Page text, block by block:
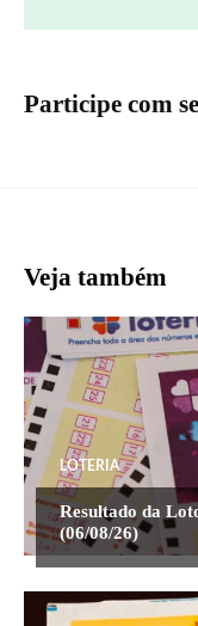
Participe com
Veja também
LOTERIA
Resultado da
(06/08/26)